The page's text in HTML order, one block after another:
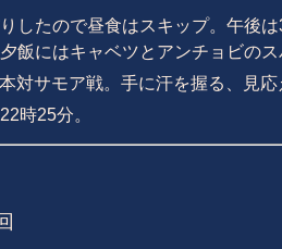
したので昼食はスキップ。午後
飯にはキャベツとアンチョビのス
対サモア戦。手に汗を握る、見応
時25分。